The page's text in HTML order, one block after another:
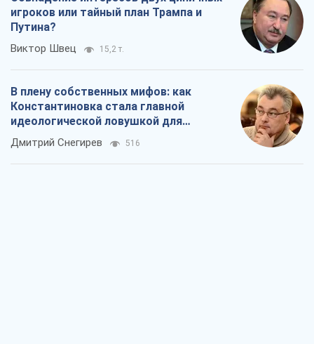
игроков или тайный план Трампа и
Путина?
Виктор Швец 15,2 т.
В плену собственных мифов: как
Константиновка стала главной
идеологической ловушкой для
российских оккупантов
Дмитрий Снегирев 516